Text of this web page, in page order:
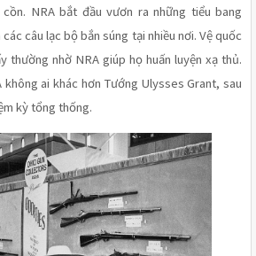
NRA bắt đầu vươn ra những tiểu bang
câu lạc bộ bắn súng tại nhiều nơi. Vệ quốc
thường nhờ NRA giúp họ huấn luyện xạ thủ.
ai khác hơn Tướng Ulysses Grant, sau
kỳ tổng thống.